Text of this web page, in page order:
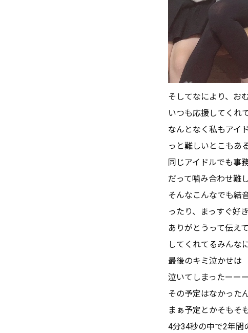
そしてなにより、お
いつも応援してくれ
なんとなく私もアイ
っと難しいとこもあ
同じアイドルでも事
だって噛み合わせ難
そんなこんなでも結
ったり、まっすぐ好
ありがとうって伝え
してくれてるみんな
最後のキミ泣かせは
泣いてしまったーー
その予定はなかった
まぁ予定とかそもそ
4分34秒の中で2年間